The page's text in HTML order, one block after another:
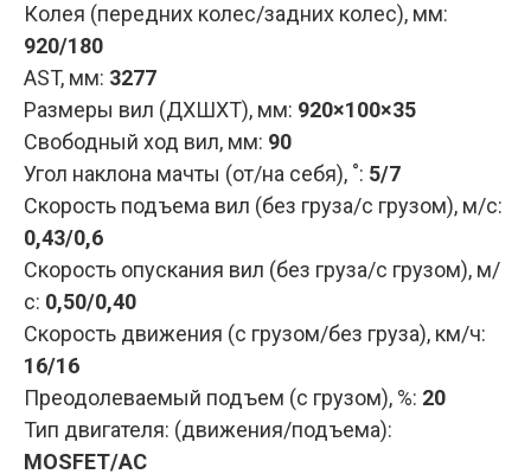
Колея (передних колес/задних колес), мм:
920/180
AST, мм: 3277
Размеры вил (ДXШXТ), мм: 920×100×35
Свободный ход вил, мм: 90
Угол наклона мачты (от/на себя), ˚: 5/7
Скорость подъема вил (без груза/с грузом), м/с:
0,43/0,6
Скорость опускания вил (без груза/с грузом), м/
с: 0,50/0,40
Скорость движения (с грузом/без груза), км/ч:
16/16
Преодолеваемый подъем (с грузом), %: 20
Тип двигателя: (движения/подъема):
MOSFET/AC